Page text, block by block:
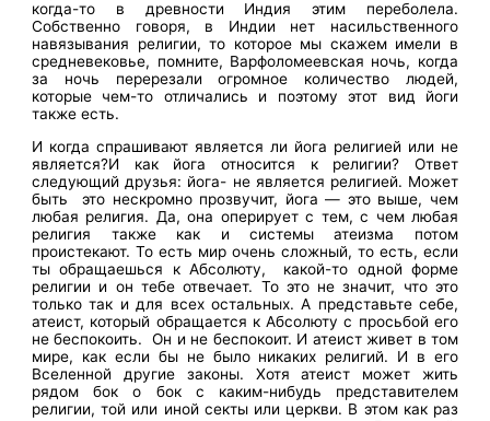
когда-то в древности Индия этим переболела.
Собственно говоря, в Индии нет насильственного
навязывания религии, то которое мы скажем имели в
средневековье, помните, Варфоломеевская ночь, когда
за ночь перерезали огромное количество людей,
которые чем-то отличались и поэтому этот вид йоги
также есть.
И когда спрашивают является ли йога религией или не
является?И как йога относится к религии? Ответ
следующий друзья: йога- не является религией. Может
быть это нескромно прозвучит, йога — это выше, чем
любая религия. Да, она оперирует с тем, с чем любая
религия также как и системы атеизма потом
проистекают. То есть мир очень сложный, то есть, если
ты обращаешься к Абсолюту, какой-то одной форме
религии и он тебе отвечает. То это не значит, что это
только так и для всех остальных. А представьте себе,
атеист, который обращается к Абсолюту с просьбой его
не беспокоить. Он и не беспокоит. И атеист живет в том
мире, как если бы не было никаких религий. И в его
Вселенной другие законы. Хотя атеист может жить
рядом бок о бок с каким-нибудь представителем
религии, той или иной секты или церкви. В этом как раз